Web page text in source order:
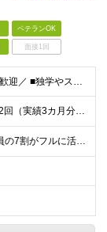
ベテランOK
面接1回
＼実務未経験OK！第二新卒も歓迎／ ■独学やスクール・職業訓練校等でプログラミングに触れている方 ■学歴不問 └まずはお会いするスタイルです！ 建設業界のコンサルタントなど、異業種の先輩も活躍中！
月給24万円～25万円＋賞与年2回（実績3カ月分）＋住宅・家族手当 ※経験・年齢・能力を考慮し、当社規定により決定します。 ※試用期間3カ月（給与、待遇に差異はありません） ※残業代は全額支給いたしま
★週3日までリモートOK（社員の7割がフルに活用中！） ★駅チカで通勤快適！ ★遠方からのUIターンも歓迎！ ■東京本社 東京都台東区上野6丁目16番地22号 上野TGビル4階 ～アクセス～ ■各